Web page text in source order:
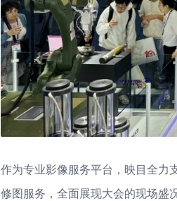
作为专业影像服务平台，映目全力
修图服务，全面展现大会的现场盛况